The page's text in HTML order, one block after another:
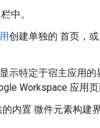
中。
创建单独的 首页，
示特定于宿主应用
Workspace 应用页
的内置 微件元素构建